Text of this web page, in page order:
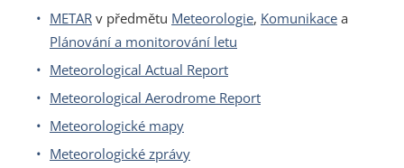
METAR v předmětu Meteorologie, Komunikace a
Plánování a monitorování letu
Meteorological Actual Report
Meteorological Aerodrome Report
Meteorologické mapy
Meteorologické zprávy